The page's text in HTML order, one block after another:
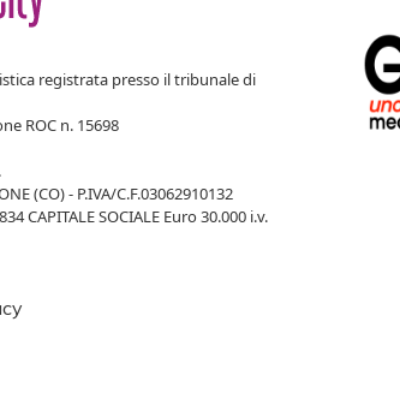
registrata presso il tribunale di
ROC n. 15698
(CO) - P.IVA/C.F.03062910132
CAPITALE SOCIALE Euro 30.000 i.v.